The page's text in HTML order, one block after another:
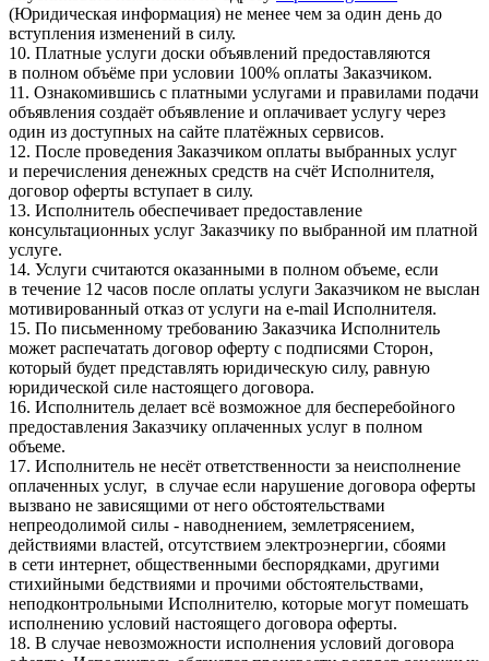
(Юридическая информация) не менее чем за один день до
вступления изменений в силу.
10. Платные услуги доски объявлений предоставляются
в полном объёме при условии 100% оплаты Заказчиком.
11. Ознакомившись с платными услугами и правилами подачи
объявления создаёт объявление и оплачивает услугу через
один из доступных на сайте платёжных сервисов.
12. После проведения Заказчиком оплаты выбранных услуг
и перечисления денежных средств на счёт Исполнителя,
договор оферты вступает в силу.
13. Исполнитель обеспечивает предоставление
консультационных услуг Заказчику по выбранной им платной
услуге.
14. Услуги считаются оказанными в полном объеме, если
в течение 12 часов после оплаты услуги Заказчиком не выслан
мотивированный отказ от услуги на e-mail Исполнителя.
15. По письменному требованию Заказчика Исполнитель
может распечатать договор оферту с подписями Сторон,
который будет представлять юридическую силу, равную
юридической силе настоящего договора.
16. Исполнитель делает всё возможное для бесперебойного
предоставления Заказчику оплаченных услуг в полном
объеме.
17. Исполнитель не несёт ответственности за неисполнение
оплаченных услуг, в случае если нарушение договора оферты
вызвано не зависящими от него обстоятельствами
непреодолимой силы - наводнением, землетрясением,
действиями властей, отсутствием электроэнергии, сбоями
в сети интернет, общественными беспорядками, другими
стихийными бедствиями и прочими обстоятельствами,
неподконтрольными Исполнителю, которые могут помешать
исполнению условий настоящего договора оферты.
18. В случае невозможности исполнения условий договора